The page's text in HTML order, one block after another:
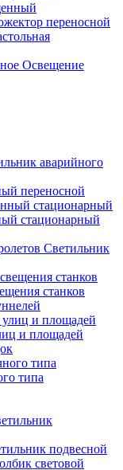
переносной
Освещение
аварийного
переносной
стационарный
Светильник
станков
и площадей
типа
подвесной